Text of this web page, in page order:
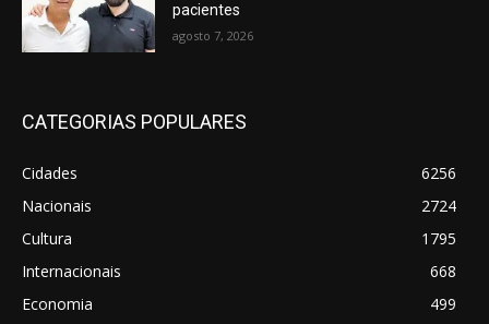
pacientes
agosto 7, 2026
CATEGORIAS POPULARES
Cidades
6256
Nacionais
2724
Cultura
1795
Internacionais
668
Economia
499